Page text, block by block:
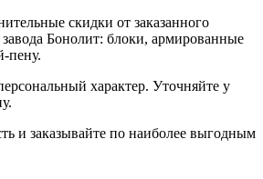
скидки от заказанного
Бонолит: блоки, армированные
пену.
характер. Уточняйте у
и заказывайте по наиболее выгодным